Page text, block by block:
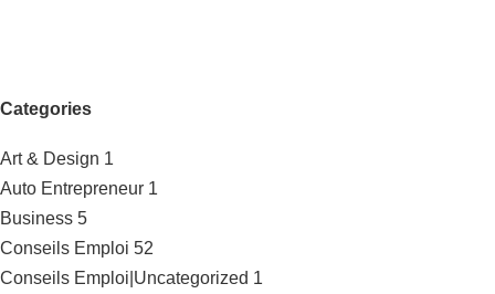
Categories
Art & Design 1
Auto Entrepreneur 1
Business 5
Conseils Emploi 52
Conseils Emploi|Uncategorized 1